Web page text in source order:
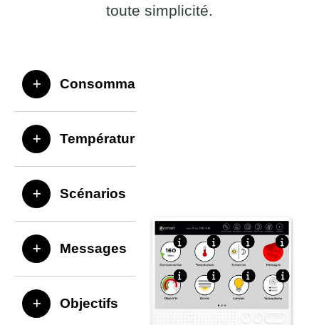
toute simplicité.
Consommation
Température
Scénarios
Messages
Objectifs